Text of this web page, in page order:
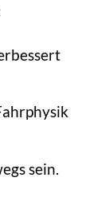
sein.